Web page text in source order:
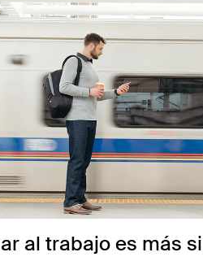
al trabajo es más